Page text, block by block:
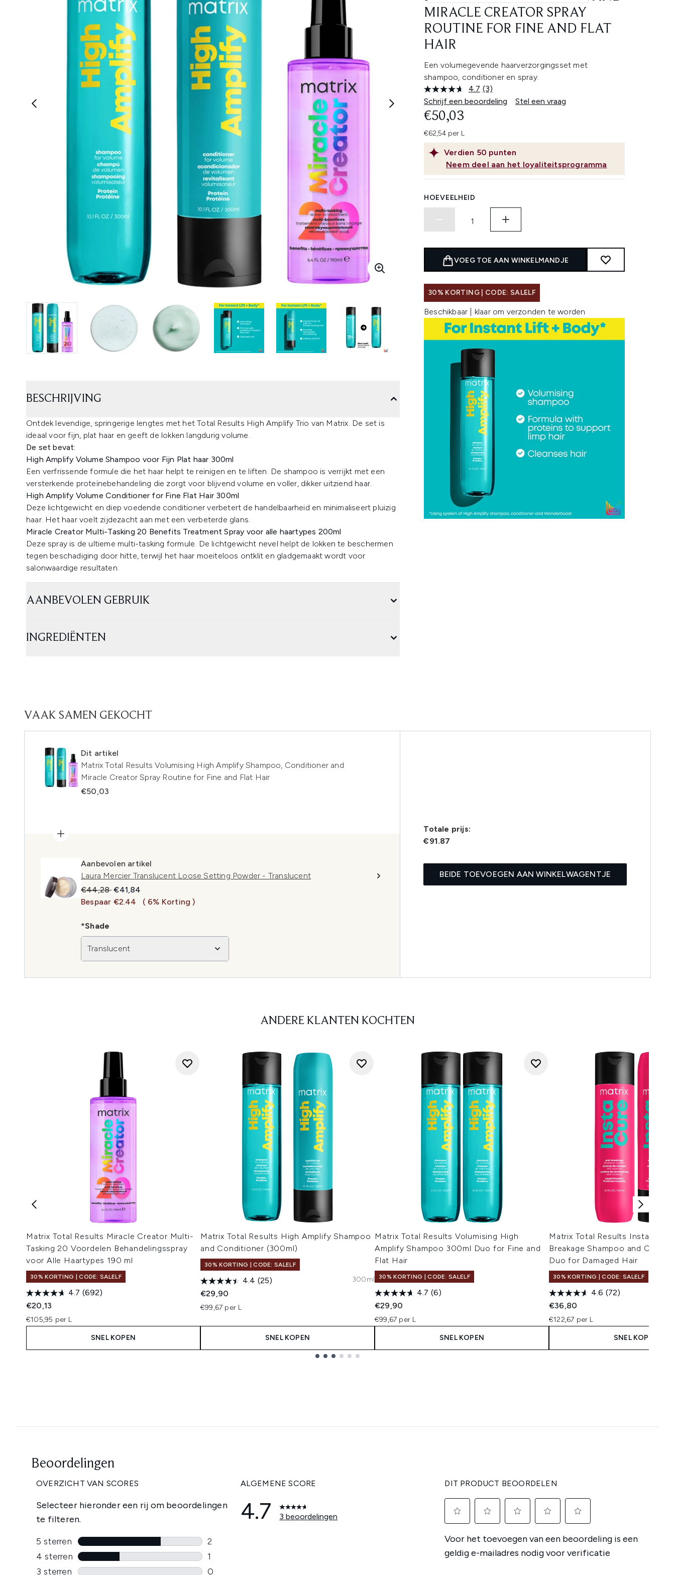
MIRACLE CREATOR SPRAY
ROUTINE FOR FINE AND FLAT
HAIR
Een volumegevende haarverzorgingsset met
shampoo, conditioner en spray.
4.7 Lees
3
beoordelingen.
(3)
Schrijf een beoordeling
Stel een vraag
Verdien 50 punten
Neem deel aan het loyaliteitsprogramma
€50,03
€62,54 per L
HOEVEELHEID
VOEG TOE AAN WINKELMANDJE
30% KORTING | CODE: SALELF
Beschikbaar | klaar om verzonden te worden
BESCHRIJVING
Ontdek levendige, springerige lengtes met het Total Results High Amplify Trio van Matrix. De set is
ideaal voor fijn, plat haar en geeft de lokken langdurig volume.
De set bevat:
High Amplify Volume Shampoo voor Fijn Plat haar 300ml
Een verfrissende formule die het haar helpt te reinigen en te liften. De shampoo is verrijkt met een
versterkende proteïnebehandeling die zorgt voor blijvend volume en voller, dikker uitziend haar.
High Amplify Volume Conditioner for Fine Flat Hair 300ml
Deze lichtgewicht en diep voedende conditioner verbetert de handelbaarheid en minimaliseert pluizig
haar. Het haar voelt zijdezacht aan met een verbeterde glans.
Miracle Creator Multi-Tasking 20 Benefits Treatment Spray voor alle haartypes 200ml
Deze spray is de ultieme multi-tasking formule. De lichtgewicht nevel helpt de lokken te beschermen
tegen beschadiging door hitte, terwijl het haar moeiteloos ontklit en gladgemaakt wordt voor
salonwaardige resultaten.
AANBEVOLEN GEBRUIK
INGREDIËNTEN
VAAK SAMEN GEKOCHT
Dit artikel
Matrix Total Results Volumising High Amplify Shampoo, Conditioner and
Miracle Creator Spray Routine for Fine and Flat Hair
€50,03
Aanbevolen artikel
Laura Mercier Translucent Loose Setting Powder - Translucent
Recommended Retail Price:
€44,28Huidige prijs:
€41,84
Bespaar €2.44
( 6% Korting )
*Shade
Translucent
Totale prijs:
€91.87
BEIDE TOEVOEGEN AAN WINKELWAGENTJE
ANDERE KLANTEN KOCHTEN
Matrix Total Results Miracle Creator Multi-
Tasking 20 Voordelen Behandelingsspray
voor Alle Haartypes 190 ml
30% KORTING | CODE: SALELF
4.7 (692)
€20,13
€105,95 per L
SNEL KOPEN
Matrix Total Results High Amplify Shampoo
and Conditioner (300ml)
30% KORTING | CODE: SALELF
4.4 (25)
€29,90
€99,67 per L
300ml
SNEL KOPEN
Matrix Total Results Volumising High
Amplify Shampoo 300ml Duo for Fine and
Flat Hair
30% KORTING | CODE: SALELF
4.7 (6)
€29,90
€99,67 per L
SNEL KOPEN
Matrix Total Results InstaCure
Breakage Shampoo and
Duo for Damaged Hair
30% KORTING | CODE: SALELF
4.6 (72)
€36,80
€122,67 per L
SNEL KOPEN